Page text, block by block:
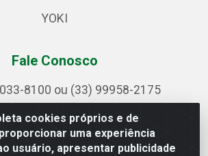
cookies próprios e de
uma experiência
usuário, apresentar publicidade
YOKI
Fale Conosco
8100 ou (33) 99958-2175
sac@ipirangamg.com.br
nossas publicações